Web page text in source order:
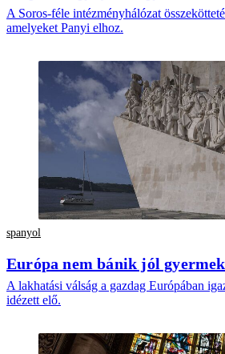
A Soros-féle intézményhálózat
amelyeket Panyi elhoz.
spanyol
Európa nem bánik jól
A lakhatási válság a gazdag Európában
idézett elő.